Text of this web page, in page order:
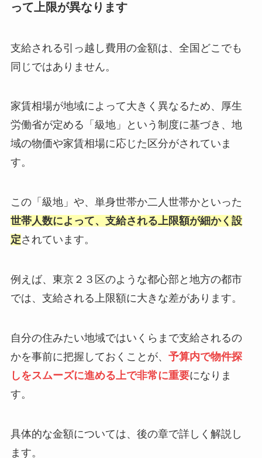
って上限が異なります
支給される引っ越し費用の金額は、全国どこでも
同じではありません。
家賃相場が地域によって大きく異なるため、厚生
労働省が定める「級地」という制度に基づき、地
域の物価や家賃相場に応じた区分がされていま
す。
この「級地」や、単身世帯か二人世帯かといった
世帯人数によって、支給される上限額が細かく設
定されています。
例えば、東京２３区のような都心部と地方の都市
では、支給される上限額に大きな差があります。
自分の住みたい地域ではいくらまで支給されるの
かを事前に把握しておくことが、 予算内で物件探
しをスムーズに進める上で非常に重要になりま
す。
具体的な金額については、後の章で詳しく解説し
ます。